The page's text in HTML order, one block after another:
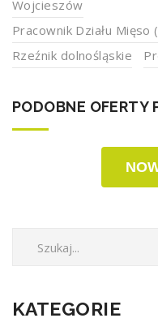
Wojcieszów
Pracownik Działu
Rzeźnik dolnośląskie
PODOBNE OFERTY
KATEGORIE